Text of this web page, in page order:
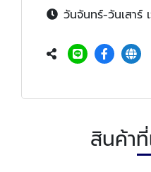
วันจันทร์-วันเสาร์
สินค้า